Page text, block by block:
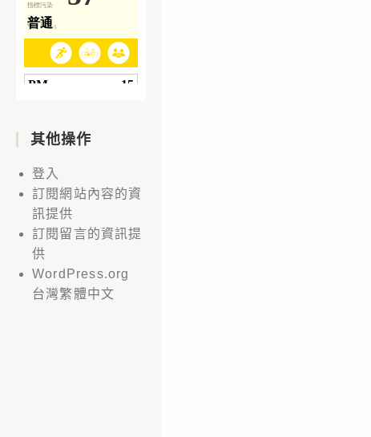
其他操作
登入
訂閱網站內容的資
訊提供
訂閱留言的資訊提
供
WordPress.org
台灣繁體中文